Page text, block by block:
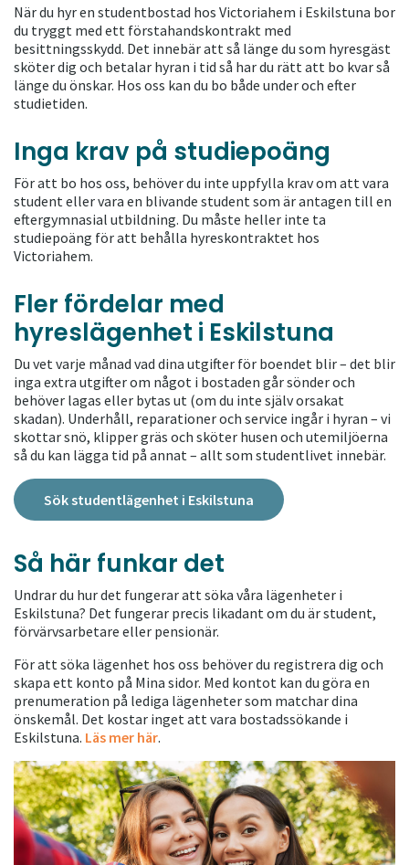
När du hyr en studentbostad hos Victoriahem i Eskilstuna bor
du tryggt med ett förstahandskontrakt med
besittningsskydd. Det innebär att så länge du som hyresgäst
sköter dig och betalar hyran i tid så har du rätt att bo kvar så
länge du önskar. Hos oss kan du bo både under och efter
studietiden.
Inga krav på studiepoäng
För att bo hos oss, behöver du inte uppfylla krav om att vara
student eller vara en blivande student som är antagen till en
eftergymnasial utbildning. Du måste heller inte ta
studiepoäng för att behålla hyreskontraktet hos
Victoriahem.
Fler fördelar med
hyreslägenhet i Eskilstuna
Du vet varje månad vad dina utgifter för boendet blir – det blir
inga extra utgifter om något i bostaden går sönder och
behöver lagas eller bytas ut (om du inte själv orsakat
skadan). Underhåll, reparationer och service ingår i hyran – vi
skottar snö, klipper gräs och sköter husen och utemiljöerna
så du kan lägga tid på annat – allt som studentlivet innebär.
Sök studentlägenhet i Eskilstuna
Så här funkar det
Undrar du hur det fungerar att söka våra lägenheter i
Eskilstuna? Det fungerar precis likadant om du är student,
förvärvsarbetare eller pensionär.
För att söka lägenhet hos oss behöver du registrera dig och
skapa ett konto på Mina sidor. Med kontot kan du göra en
prenumeration på lediga lägenheter som matchar dina
önskemål. Det kostar inget att vara bostadssökande i
Eskilstuna. Läs mer här.